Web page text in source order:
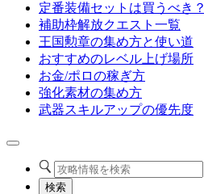
定番装備セットは買うべき？
補助枠解放クエスト一覧
王国勲章の集め方と使い道
おすすめのレベル上げ場所
お金/ポロの稼ぎ方
強化素材の集め方
武器スキルアップの優先度
検索